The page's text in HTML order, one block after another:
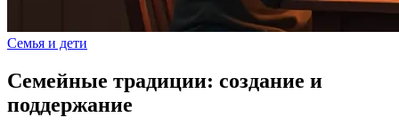
Семья и дети
Семейные традиции: создание и
поддержание